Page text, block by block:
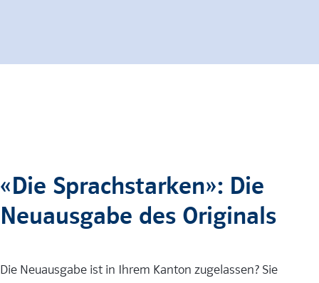
«Die Sprachstarken»: Die
Neuausgabe des Originals
Die Neuausgabe ist in Ihrem Kanton zugelassen? Sie